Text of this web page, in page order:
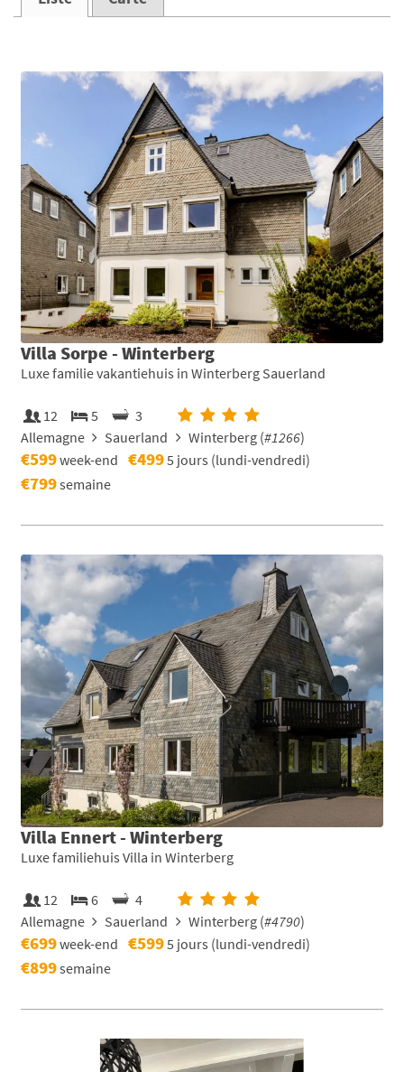
Villa Sorpe - Winterberg
Luxe familie vakantiehuis in Winterberg Sauerland
12 5
3
Allemagne
Sauerland Winterberg (#1266)
€599week-end €4995 jours (lundi-vendredi)
€799semaine
Villa Ennert - Winterberg
Luxe familiehuis Villa in Winterberg
12 6
4
Allemagne
Sauerland Winterberg (#4790)
€699week-end €5995 jours (lundi-vendredi)
€899semaine